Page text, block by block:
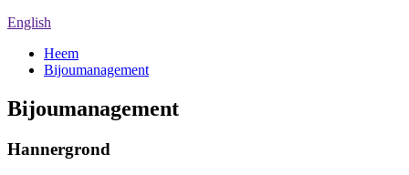
English
Heem
Bijoumanagement
Bijoumanagement
Hannergrond